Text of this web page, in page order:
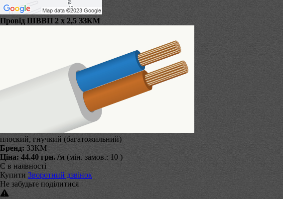
Провід ШВВП 2 х 2,5 ЗЗКМ
плоский, гнучкий (багатожильний)
Бренд: ЗЗКМ
Ціна: 44.40 грн. /м (мін. замов.: 10 )
Є в наявності
Купити Зворотний дзвінок
Не забудьте поділитися